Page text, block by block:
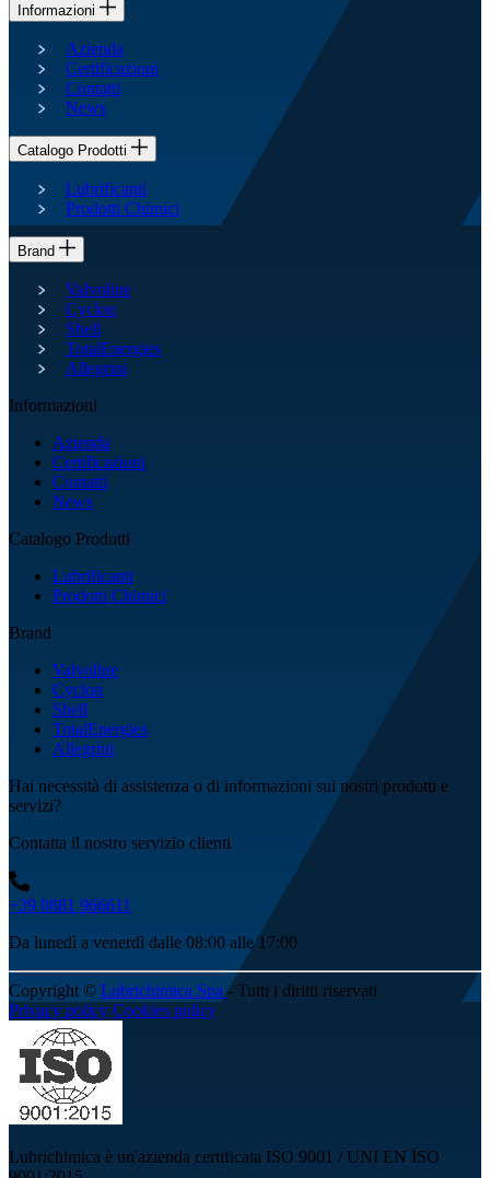
Informazioni
Azienda
Certificazioni
Contatti
News
Catalogo Prodotti
Lubrificanti
Prodotti Chimici
Brand
Valvoline
Cyclon
Shell
TotalEnergies
Allegrini
Informazioni
Azienda
Certificazioni
Contatti
News
Catalogo Prodotti
Lubrificanti
Prodotti Chimici
Brand
Valvoline
Cyclon
Shell
TotalEnergies
Allegrini
Hai necessità di assistenza o di informazioni sui nostri prodotti e
servizi?
Contatta il nostro servizio clienti
+39 0881 966611
Da lunedì a venerdì dalle 08:00 alle 17:00
Copyright © Lubrichimica Spa- Tutti i diritti riservati
Privacy policy Cookies policy
Lubrichimica è un'azienda certificata ISO 9001 / UNI EN ISO